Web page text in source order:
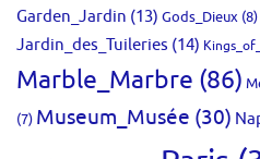
Garden_Jardin (13) Gods_Dieux (8)
Jardin_des_Tuileries (14)
Marble_Marbre (86)
(7) Museum_Musée (30)